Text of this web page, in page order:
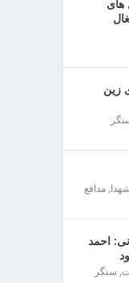
های
زین
,مدافع
احمد
, سنگر